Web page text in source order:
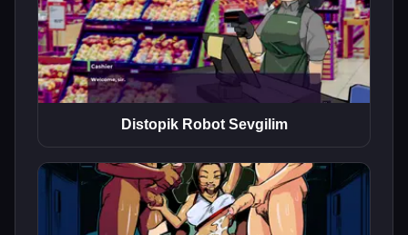
Distopik Robot Sevgilim